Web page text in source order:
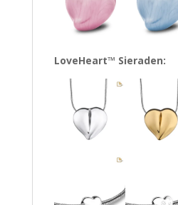
LoveHeart™ Sieraden: